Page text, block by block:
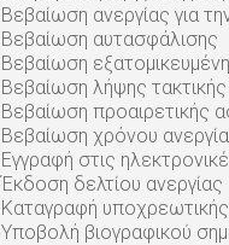
Βεβαίωση ανεργίας για
Βεβαίωση αυτασφάλισης
Βεβαίωση
Βεβαίωση λήψης
Βεβαίωση προαιρετικής
Βεβαίωση χρόνου
Εγγραφή στις
Έκδοση δελτίου ανεργίας
Καταγραφή
Υποβολή βιογραφικού